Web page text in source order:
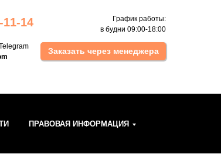
Заказать через менеджера
График работы:
в будни 09:00-18:00
11-14
ПРАВОВАЯ ИНФОРМАЦИЯ